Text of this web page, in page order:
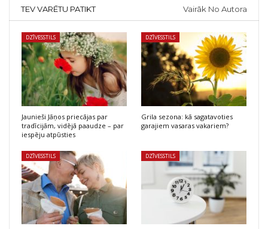
TEV VARĒTU PATIKT Vairāk No Autora
DZĪVESSTILS
Jaunieši Jāņos priecājas par
tradīcijām, vidējā paaudze – par
iespēju atpūsties
DZĪVESSTILS
Grila sezona: kā sagatavoties
garajiem vasaras vakariem?
DZĪVESSTILS DZĪVESSTILS